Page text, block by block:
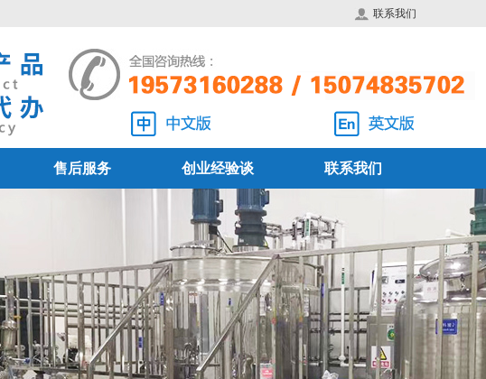
联系我们
售后服务 创业经验谈 联系我们